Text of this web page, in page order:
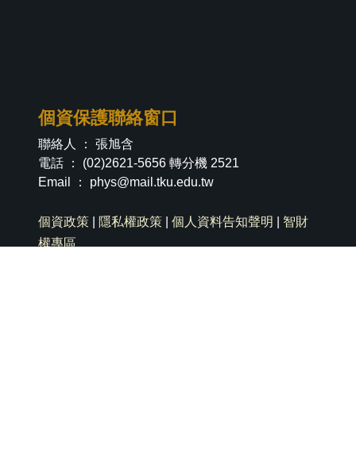
個資保護聯絡窗口
聯絡人 ： 張旭含
電話 ： (02)2621-5656 轉分機 2521
Email ： phys@mail.tku.edu.tw
個資政策 隱私權政策 個人資料告知聲明
智財
權專區